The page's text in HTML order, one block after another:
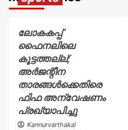
ലോകകപ്പ്
ഫൈനലിലെ
കൂട്ടത്തല്ല്;
അർജന്റീന
താരങ്ങൾക്കെതിരെ
ഫിഫ അന്വേഷണം
പ്രഖ്യാപിച്ചു
Kannurvarthakal